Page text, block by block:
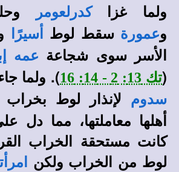
ولما غزاكدرلعومر
وعمورة سقط لوط أسيرًا
الأسر سوى شجاعة عمه
(تك 13: 2 - 14: 16 ). ولما
سدوم
لإنذار لوط بخراب
أهلها معاملتها، مما دل
كانت مستحقة الخراب
لوط من الخراب ولكن